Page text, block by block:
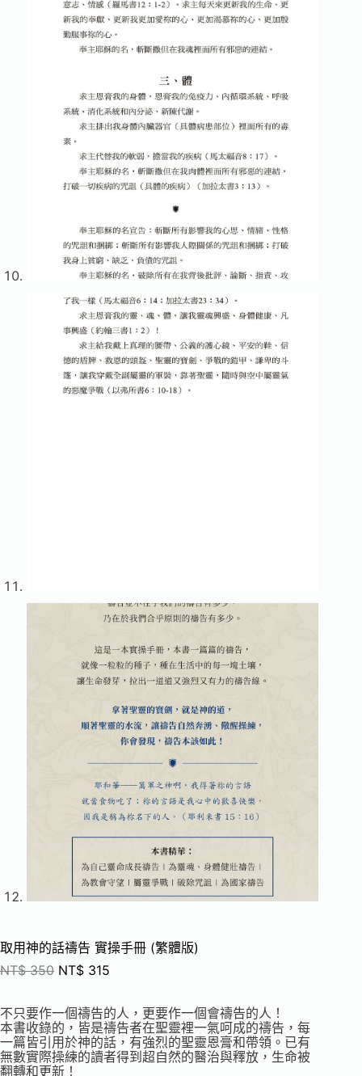
取用神的話禱告 實操手冊 (繁體版)
NT$350 NT$ 315
不只要作一個禱告的人，更要作一個會禱告的人！
本書收錄的，皆是禱告者在聖靈裡一氣呵成的禱告，每
一篇皆引用於神的話，有強烈的聖靈恩膏和帶領。已有
無數實際操練的讀者得到超自然的醫治與釋放，生命被
翻轉和更新！